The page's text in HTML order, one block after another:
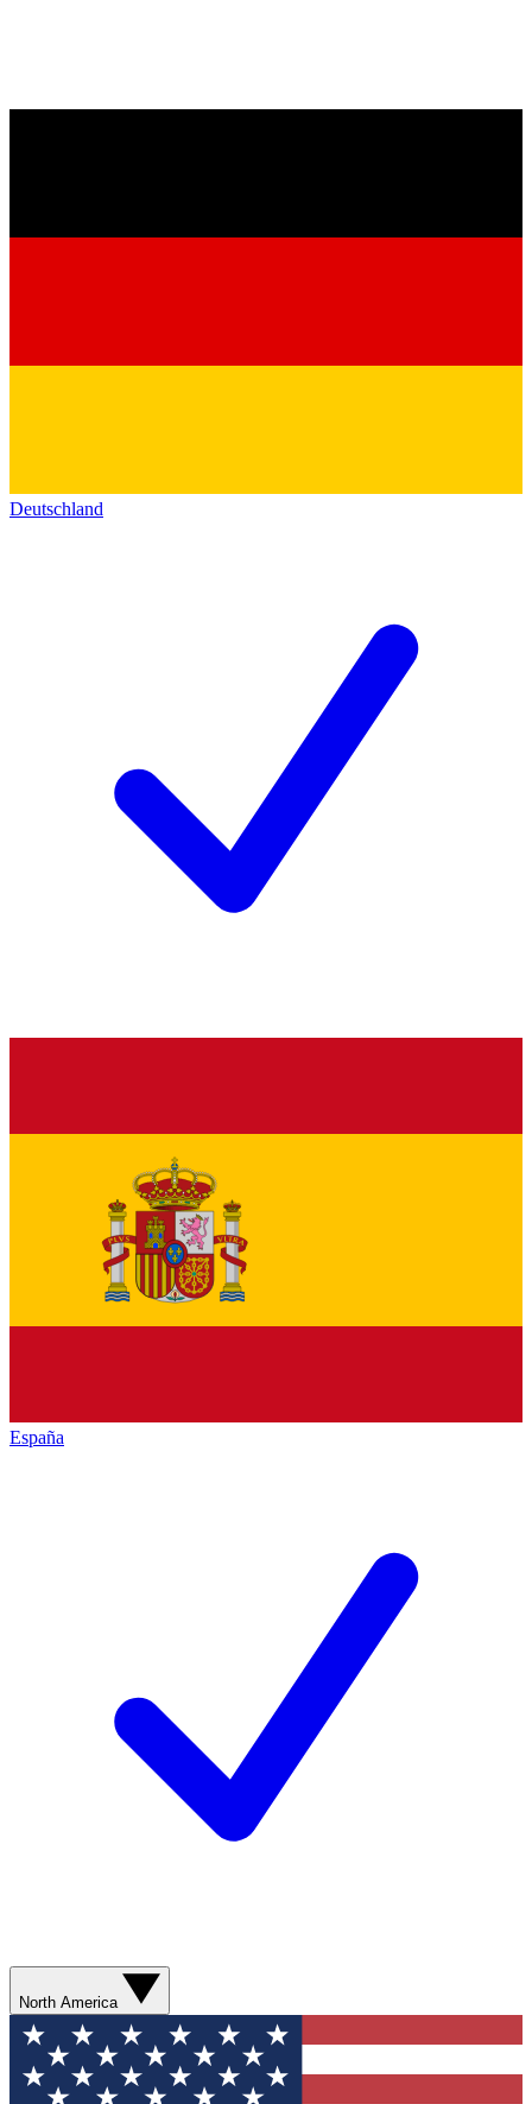
Deutschland
España
North America